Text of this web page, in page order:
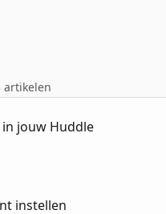
artikelen
jouw Huddle
instellen